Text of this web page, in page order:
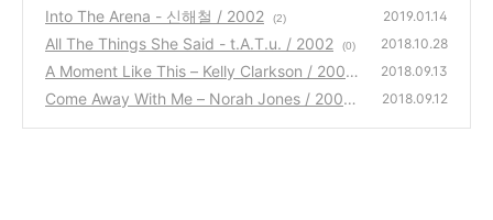
02
(0)
Into The Arena - 신해철 / 2002 (2) 2019.01.14
All The Things She Said - t.A.T.u. / 2002 (0) 2018.10.28
A Moment Like This – Kelly Clarkson / 2002
(0)
2018.09.13
Come Away With Me – Norah Jones / 2002 2018.09.12